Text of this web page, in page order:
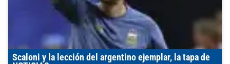
Scaloni y la lección del argentino ejemplar, la tapa de